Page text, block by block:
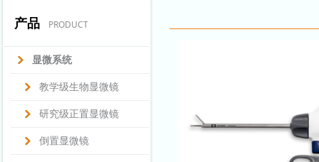
产品 PRODUCT
显微系统
教学级生物显微镜
研究级正置显微镜
倒置显微镜